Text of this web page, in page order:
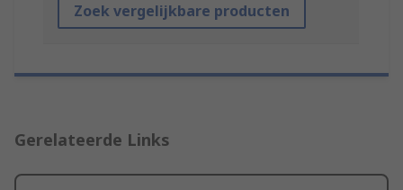
Zoek vergelijkbare producten
Gerelateerde Links